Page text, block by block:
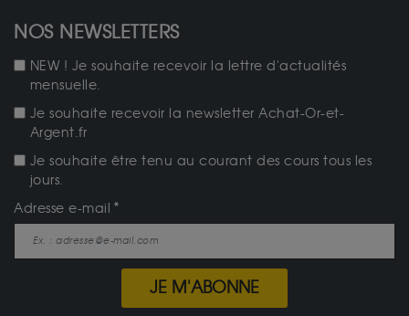
NOS NEWSLETTERS
NEW ! Je souhaite recevoir la lettre d'actualités
mensuelle.
Je souhaite recevoir la newsletter Achat-Or-et-
Argent.fr
Je souhaite être tenu au courant des cours tous les
jours.
Adresse e-mail
JE M'ABONNE